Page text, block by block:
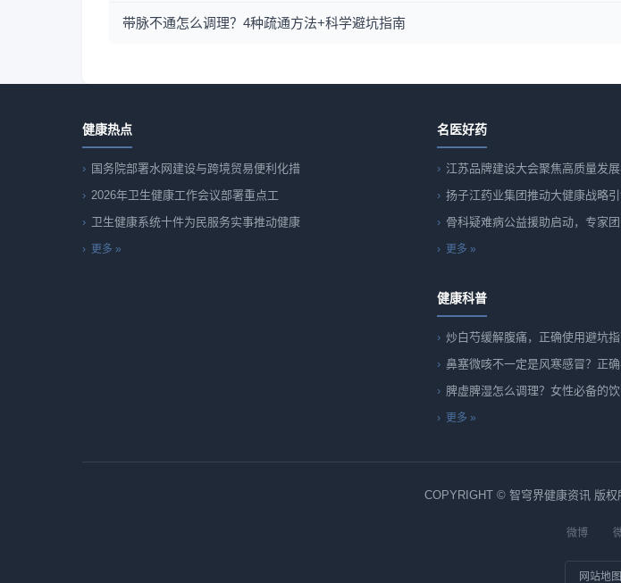
带脉不通怎么调理？4种疏通方法+科学避坑指南
健康热点
国务院部署水网建设与跨境贸易便利化措
2026年卫生健康工作会议部署重点工
卫生健康系统十件为民服务实事推动健康
更多 »
名医好药
江苏品牌建设大会聚焦高质量发
扬子江药业集团推动大健康战略
骨科疑难病公益援助启动，专家
更多 »
健康科普
炒白芍缓解腹痛，正确使用避坑
鼻塞微咳不一定是风寒感冒？正
脾虚脾湿怎么调理？女性必备的
更多 »
COPYRIGHT © 智穹界健康资讯 版权
微博
网站地图